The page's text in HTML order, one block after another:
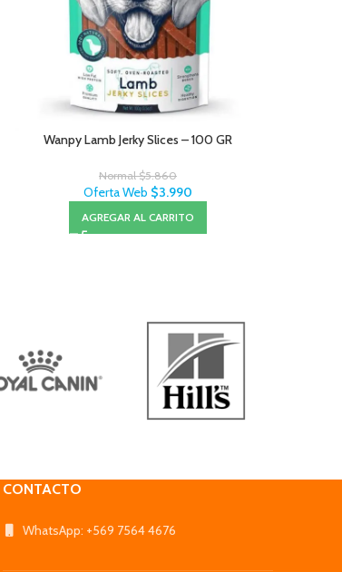
Wanpy Lamb Jerky Slices – 100 GR
Normal$5.860
Oferta Web $3.990
AGREGAR AL CARRITO
CONTACTO
WhatsApp: +569 7564 4676